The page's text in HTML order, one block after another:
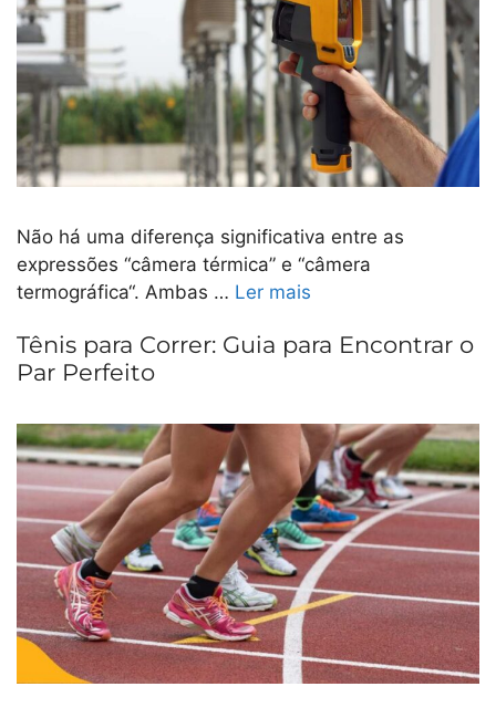
Não há uma diferença significativa entre as
expressões “câmera térmica” e “câmera
termográfica“. Ambas … Ler mais
Tênis para Correr: Guia para Encontrar o
Par Perfeito